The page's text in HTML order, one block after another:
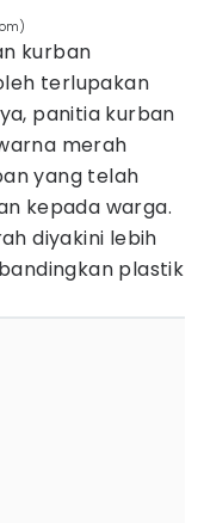
kurban
terlupakan
panitia kurban
merah
yang telah
kepada warga.
diyakini lebih
plastik